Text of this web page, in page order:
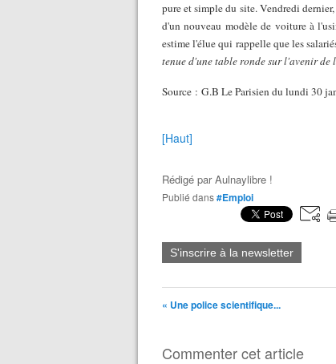
pure et simple du site. Vendredi
d'un nouveau modèle de voiture à
estime l'élue qui rappelle que les
tenue d'une table ronde sur l'avenir
Source : G.B Le Parisien du lundi 30
[Haut]
Rédigé parAulnaylibre !
Publié dans#Emploi
S'inscrire à la newsletter
« Une police scientifique...
Commenter cet article